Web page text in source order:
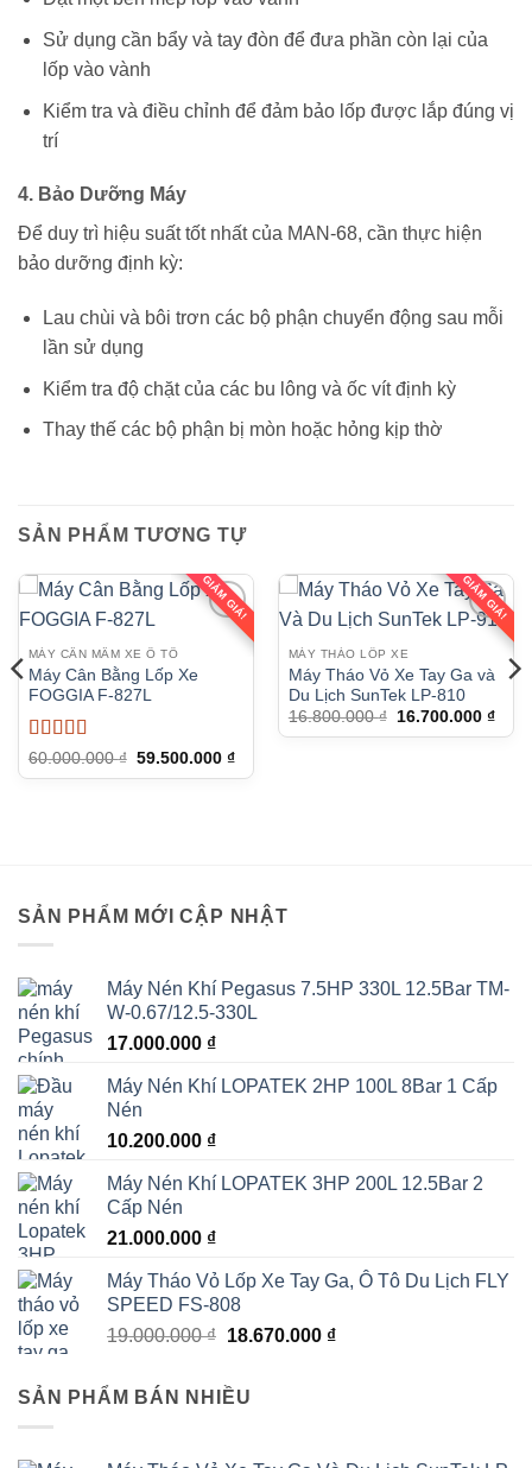
Sử dụng cần bẩy và tay đòn để đưa phần còn lại của
lốp vào vành
Kiểm tra và điều chỉnh để đảm bảo lốp được lắp đúng vị
trí
4. Bảo Dưỡng Máy
Để duy trì hiệu suất tốt nhất của MAN-68, cần thực hiện
bảo dưỡng định kỳ:
Lau chùi và bôi trơn các bộ phận chuyển động sau mỗi
lần sử dụng
Kiểm tra độ chặt của các bu lông và ốc vít định kỳ
Thay thế các bộ phận bị mòn hoặc hỏng kịp thờ
SẢN PHẨM TƯƠNG TỰ
GIẢM GIÁ!
MÁY CÂN MÂM XE Ô TÔ
Máy Cân Bằng Lốp Xe
FOGGIA F-827L
Được xếp
hạng55 sao
60.000.000₫ Giá
59.500.000 ₫Giá
hiện
GIẢM GIÁ!
MÁY THÁO LỐP XE
Máy Tháo Vỏ Xe Tay Ga và
Du Lịch SunTek LP-810
16.800.000₫
Giá
16.700.000 ₫Giá
hiện
SẢN PHẨM MỚI CẬP NHẬT
Máy Nén Khí Pegasus 7.5HP 330L 12.5Bar TM-
W-0.67/12.5-330L
17.000.000 ₫
Máy Nén Khí LOPATEK 2HP 100L 8Bar 1 Cấp
Nén
10.200.000 ₫
Máy Nén Khí LOPATEK 3HP 200L 12.5Bar 2
Cấp Nén
21.000.000 ₫
Máy Tháo Vỏ Lốp Xe Tay Ga, Ô Tô Du Lịch FLY
SPEED FS-808
19.000.000₫ Giá
là:
19.000.000 ₫.
18.670.000 ₫Giá
SẢN PHẨM BÁN NHIỀU